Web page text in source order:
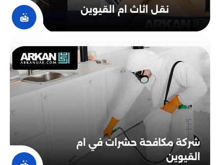
درجات الحرارة العالية ويمتاز بمقاومته للحريق.
البولي يوريثين
: يُستخدم في العزل بسبب قدرته على توفير
العزل الصوتي
البولي يوريثين الرغوي
: يمتلك قدرة فائقة على امتصاص
الصوت وتقليل انتقال الضوضاء.
الألياف المعدنية
: تستخدم الألياف المعدنية في العزل
الصوتي لأنها تتميز بقدرتها على امتصاص الصوت وتقليل
انتقال الضوضاء.
كيفية التواصل مع شركة أركان
التطوير بام القيوين
هناك مجموعة من وسائل التواصل المختلفة التى يمكنك من
نقل اثاث ام القيوين
شركة مكافحة حشرات في ام
القيوين